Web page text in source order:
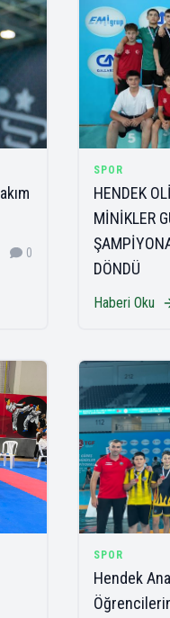
0
SPOR
HENDEK
MİNİKLER
DÖNDÜ
Haberi Oku
SPOR
Hendek